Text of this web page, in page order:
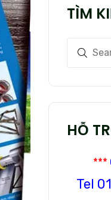
TÌM
HỖ
***
Tel